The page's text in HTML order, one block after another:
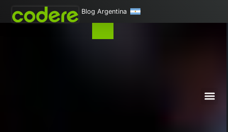
Blog Argentina